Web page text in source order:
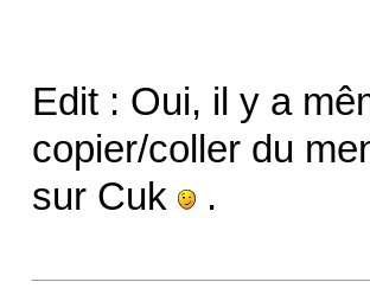
Edit : Oui, il y a
copier/coller du
sur Cuk
.